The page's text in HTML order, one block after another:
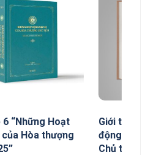
“Những Hoạt
Hòa thượng
Giới thiệu
động
Chủ tịch”